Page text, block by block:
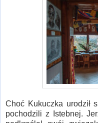
Choć Kukuczka urodził
pochodzili z Istebnej.